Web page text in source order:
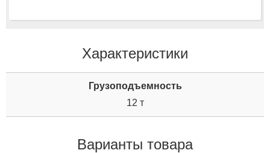
Характеристики
Грузоподъемность
12 т
Варианты товара